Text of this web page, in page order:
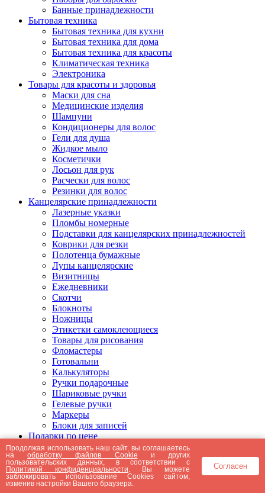
Банные принадлежности
Бытовая техника
Бытовая техника для кухни
Бытовая техника для дома
Бытовая техника для красоты
Климатическая техника
Электроника
Товары для красоты и здоровья
Маски для сна
Медицинские изделия
Шампуни
Кондиционеры для волос
Гели для душа
Жидкое мыло
Косметички
Лосьон для рук
Расчески для волос
Резинки для волос
Канцелярские принадлежности
Лазерные указки
Пломбы номерные
Подставки для канцелярских принадлежностей
Коврики для резки
Полотенца бумажные
Лупы канцелярские
Визитницы
Ежедневники
Скотчи
Блокноты
Ножницы
Этикетки самоклеющиеся
Товары для рисования
Фломастеры
Готовальни
Калькуляторы
Ручки подарочные
Шариковые ручки
Гелевые ручки
Маркеры
Блоки для записей
Подарки по цене
Подарки от 5000 рублей
Подарки до 5000 рублей
Подарки до 3000 рублей
Подарки до 2000 рублей
Подарки до 1000 рублей
Продолжая использовать наш сайт, вы соглашаетесь
наобработку файлов Cookie и других
пользовательских данных, в соответствии с
Политикой конфиденциальности . Вы можете
заблокировать использование Cookies сайтом,
изменив настройки Вашего браузера.
Согласен